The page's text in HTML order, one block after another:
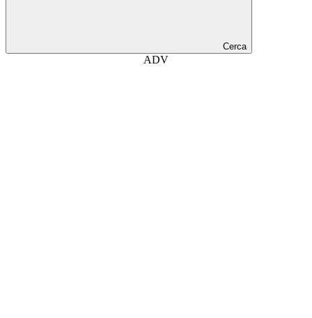
Cerca
ADV